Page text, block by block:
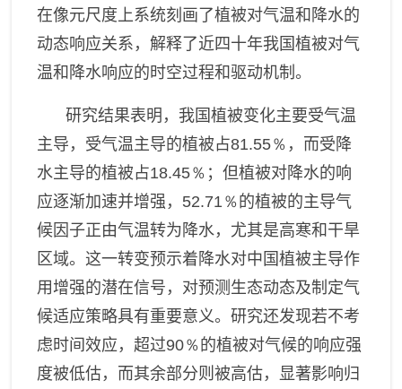
在像元尺度上系统刻画了植被对气温和降水的
动态响应关系，解释了近四十年我国植被对气
温和降水响应的时空过程和驱动机制。
研究结果表明 ，我国植被变化主要受气温
主导，受气温主导的植被占81.55％ ，而受降
水主导的植被占18.45％ ；但植被对降水的响
应逐渐加速并增强， 52.71％ 的植被的主导气
候因子正由气温转为降水，尤其是高寒和干旱
区域。这一转变预示着降水对中国植被主导作
用增强的潜在信号，对预测生态动态及制定气
候适应策略具有重要意义。研究还发现若不考
虑时间效应，超过90％ 的植被对气候的响应强
度被低估，而其余部分则被高估，显著影响归